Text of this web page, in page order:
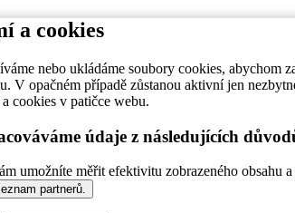
a cookies
nebo ukládáme soubory cookies,
V opačném případě zůstanou aktivní jen
cookies v patičce webu.
údaje z následujících
umožníte měřit efektivitu zobrazeného obsahu
partnerů.